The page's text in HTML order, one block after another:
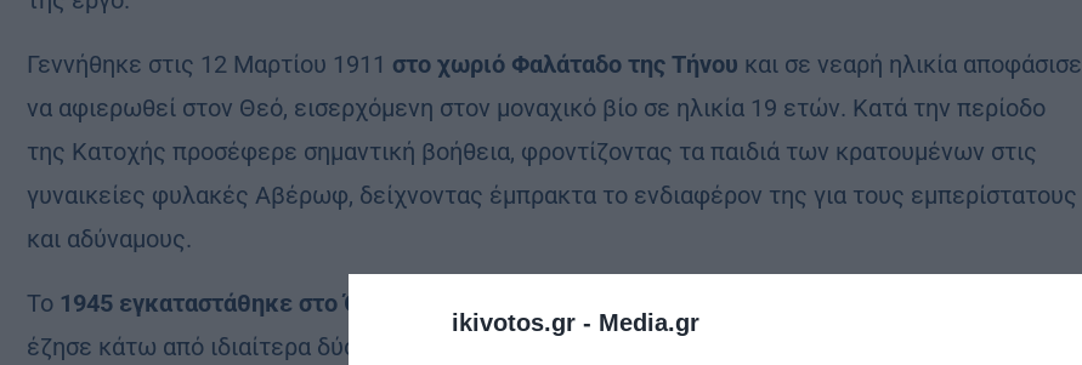
ikivotos.gr - Media.gr
Γεννήθηκε στις 12 Μαρτίου 1911 στο χωριό Φαλάταδο της Τήνου και σε νεαρή ηλικία αποφάσισε
να αφιερωθεί στον Θεό, εισερχόμενη στον μοναχικό βίο σε ηλικία 19 ετών. Κατά την περίοδο
της Κατοχής προσέφερε σημαντική βοήθεια, φροντίζοντας τα παιδιά των κρατουμένων στις
γυναικείες φυλακές Αβέρωφ, δείχνοντας έμπρακτα το ενδιαφέρον της για τους εμπερίστατους
και αδύναμους.
Το 1945 εγκαταστάθηκε στο Όρος Αμώμων
έζησε κάτω από ιδιαίτερα δύσκολες συνθήκες. Εκεί εργάστηκε για την αναστήλωση του